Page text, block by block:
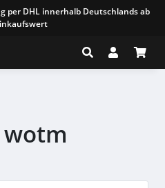
per DHL innerhalb Deutschlands ab
wotm